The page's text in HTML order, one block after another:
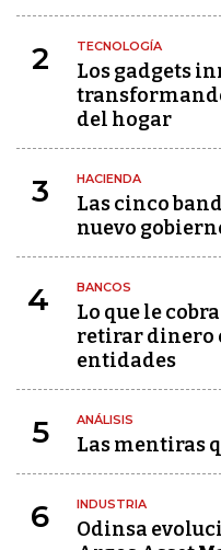
2 TECNOLOGÍA
Los gadgets
del hogar
3 HACIENDA
Las cinco
nuevo
4 BANCOS
Lo que le
retirar dinero
entidades
5 ANÁLISIS
Las mentiras
6 INDUSTRIA
Odinsa